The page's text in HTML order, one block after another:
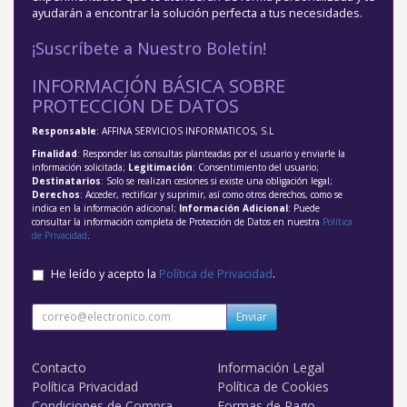
ayudarán a encontrar la solución perfecta a tus necesidades.
¡Suscríbete a Nuestro Boletín!
INFORMACIÓN BÁSICA SOBRE
PROTECCIÓN DE DATOS
Responsable: AFFINA SERVICIOS INFORMATICOS, S.L
Finalidad: Responder las consultas planteadas por el usuario y enviarle la
información solicitada; Legitimación: Consentimiento del usuario;
Destinatarios: Solo se realizan cesiones si existe una obligación legal;
Derechos: Acceder, rectificar y suprimir, así como otros derechos, como se
indica en la información adicional; Información Adicional: Puede
consultar la información completa de Protección de Datos en nuestra Política
de Privacidad
He leído y acepto la Política de Privacidad.
Enviar
Contacto
Información Legal
Política Privacidad
Política de Cookies